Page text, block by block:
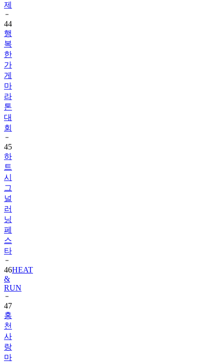
제
44
행
복
한
가
게
마
라
톤
대
회
45
하
트
시
그
널
러
닝
페
스
타
46HEAT
&
RUN
47
홍
천
사
랑
마